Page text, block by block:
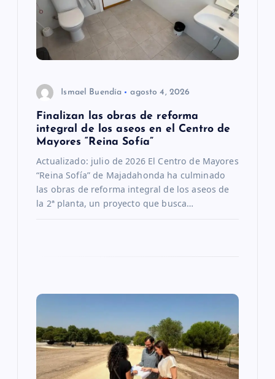
Ismael Buendía agosto 4, 2026
Finalizan las obras de reforma
integral de los aseos en el Centro de
Mayores “Reina Sofía”
Actualizado: julio de 2026 El Centro de Mayores
“Reina Sofía” de Majadahonda ha culminado
las obras de reforma integral de los aseos de
la 2ª planta, un proyecto que busca…